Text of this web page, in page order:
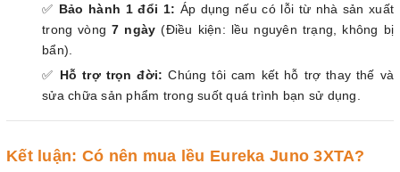
✅ Bảo hành 1 đổi 1: Áp dụng nếu có lỗi từ nhà sản xuất
trong vòng7 ngày (Điều kiện: lều nguyên trạng, không bị
bẩn).
✅ Hỗ trợ trọn đời: Chúng tôi cam kết hỗ trợ thay thế và
sửa chữa sản phẩm trong suốt quá trình bạn sử dụng.
Kết luận: Có nên mua lều Eureka Juno 3XTA?